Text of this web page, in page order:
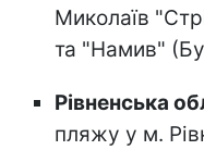
Миколаїв
та "Намив"
Рівненська
пляжу у м.